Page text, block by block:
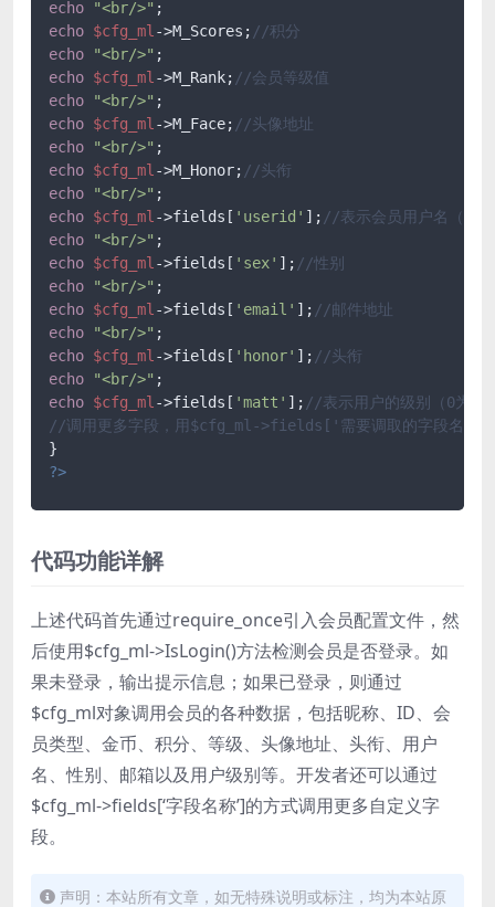
echo
"<br/>"
echo $cfg_ml ->M_Scores; //积分
echo
"<br/>"
echo $cfg_ml ->M_Rank; //会员等级值
echo
"<br/>"
echo $cfg_ml ->M_Face; //头像地址
echo
"<br/>"
echo $cfg_ml ->M_Honor; //头衔
echo
"<br/>"
echo $cfg_ml ->fields[ 'userid' ]; //表示会员用户名（也
echo
"<br/>"
echo $cfg_ml ->fields[ 'sex' ]; //性别
echo
"<br/>"
echo $cfg_ml ->fields[ 'email' ]; //邮件地址
echo
"<br/>"
echo $cfg_ml ->fields[ 'honor' ]; //头衔
echo
"<br/>"
echo $cfg_ml ->fields[ 'matt' ]; //表示用户的级别（0为普
//调用更多字段，用$cfg_ml->fields['需要调取的字段名称
?>
代码功能详解
上述代码首先通过require_once引入会员配置文件，然
后使用$cfg_ml->IsLogin()方法检测会员是否登录。如
果未登录，输出提示信息；如果已登录，则通过
$cfg_ml对象调用会员的各种数据，包括昵称、ID、会
员类型、金币、积分、等级、头像地址、头衔、用户
名、性别、邮箱以及用户级别等。开发者还可以通过
$cfg_ml->fields[‘字段名称’]的方式调用更多自定义字
段。
声明：本站所有文章，如无特殊说明或标注，均为本站原